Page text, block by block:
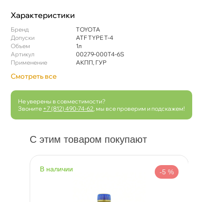
Характеристики
Бренд
TOYOTA
Допуски
ATF TYPE T-4
Объем
1л
Артикул
00279-000T4-6S
Применение
АКПП, ГУР
Смотреть все
Не уверены в совместимости?
Звоните +7 (812) 490-74-62 , мы все проверим и подскажем!
С этим товаром покупают
наличии -5 %